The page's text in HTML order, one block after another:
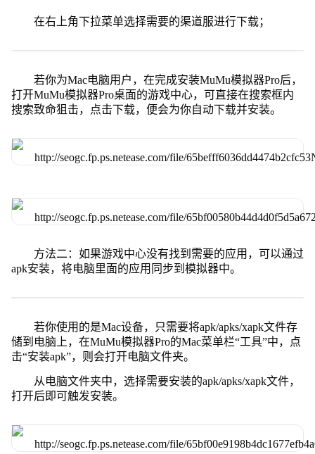
在右上角下拉菜单选择需要的渠道服进行下载；
若你为Mac电脑用户，在完成安装MuMu模拟器Pro后，
打开MuMu模拟器Pro桌面的游戏中心，可直接在搜索框内
搜索致命狙击，点击下载，便会为你自动下载并安装。
方法二：如果游戏中心没有找到需要的应用，可以通过
apk安装，将电脑里面的应用同步到模拟器中。
若你使用的是Mac设备，只需要将apk/apks/xapk文件存
储到电脑上，在MuMu模拟器Pro的Mac菜单栏“工具”中，点
击“安装apk”，则会打开电脑文件夹。
从电脑文件夹中，选择需要安装的apk/apks/xapk文件，
打开后即可触发安装。